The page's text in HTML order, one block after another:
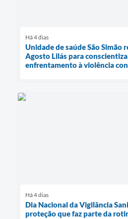
Há 4 dias
Unidade de saúde São Simão
Agosto Lilás para
enfrentamento à violência
Há 4 dias
Dia Nacional da Vigilância
proteção que faz parte da